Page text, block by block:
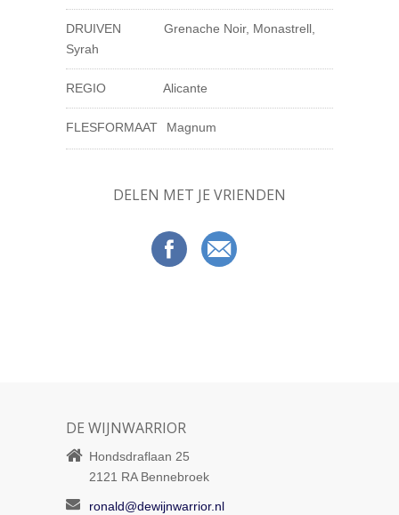
DRUIVEN
Grenache Noir, Monastrell,
Syrah
REGIO Alicante
FLESFORMAAT Magnum
DELEN MET JE VRIENDEN
DE WIJNWARRIOR
Hondsdraflaan 25
2121 RA Bennebroek
ronald@dewijnwarrior.nl